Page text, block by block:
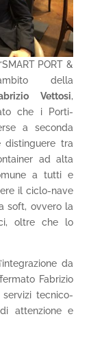
PORT &
della
Vettosi,
che i Porti-
a seconda
distinguere tra
ad alta
a tutti e
il ciclo-nave
soft, ovvero la
oltre che lo
da
Fabrizio
tecnico-
attenzione e